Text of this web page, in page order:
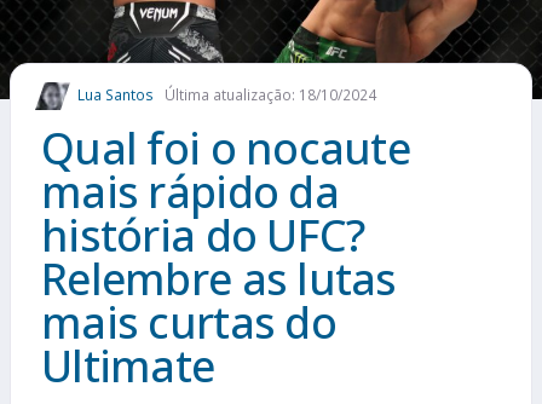
COMO APOSTAR
MAIS ESPORTES
Lua Santos Última atualização: 18/10/2024
Qual foi o nocaute
mais rápido da
história do UFC?
Relembre as lutas
mais curtas do
Ultimate